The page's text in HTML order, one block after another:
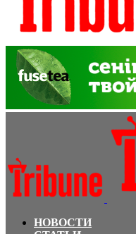
НОВОСТИ